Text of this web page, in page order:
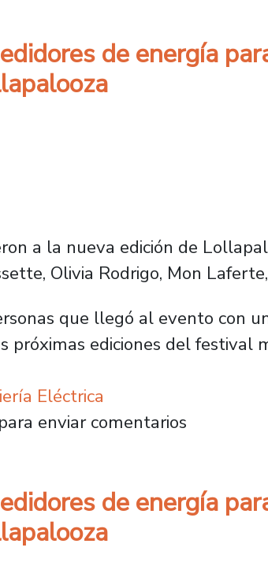
de energía
a la nueva edición de
Olivia Rodrigo, Mon
que llegó al evento con
próximas ediciones del festival
Eléctrica
medidores de energía
para enviar comentarios
de energía